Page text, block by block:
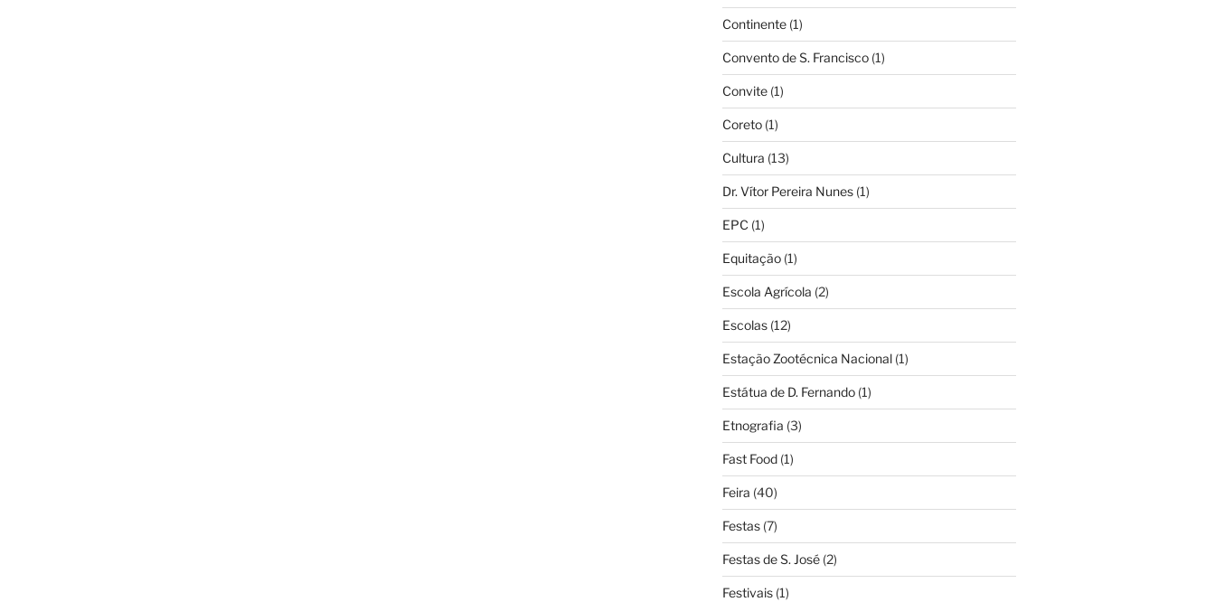
Continente(1)
Convento de S. Francisco(1)
Convite(1)
Coreto(1)
Cultura (13)
Dr. Vítor Pereira Nunes(1)
EPC (1)
Equitação(1)
Escola Agrícola (2)
Escolas(12)
Estação Zootécnica Nacional(1)
Estátua de D. Fernando(1)
Etnografia (3)
Fast Food(1)
Feira (40)
Festas(7)
Festas de S. José(2)
Festivais(1)